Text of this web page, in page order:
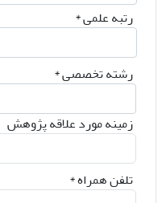
رتبه علمی*
رشته تخصصی*
زمینه مورد علاقه پژوهش
تلفن همراه*